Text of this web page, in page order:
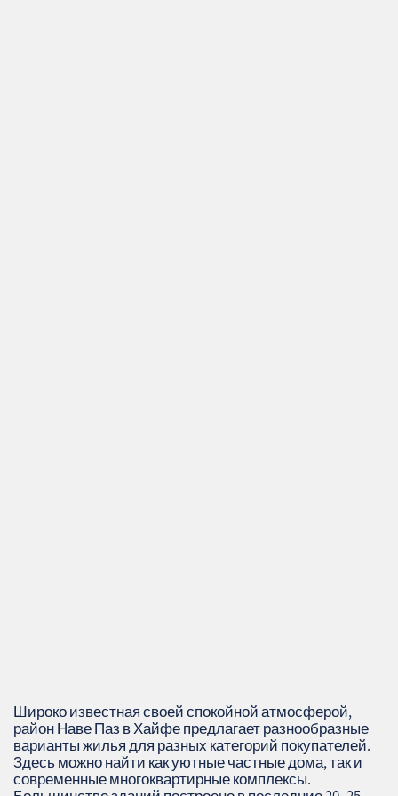
Широко известная своей спокойной атмосферой,
район Наве Паз в Хайфе предлагает разнообразные
варианты жилья для разных категорий покупателей.
Здесь можно найти как уютные частные дома, так и
современные многоквартирные комплексы.